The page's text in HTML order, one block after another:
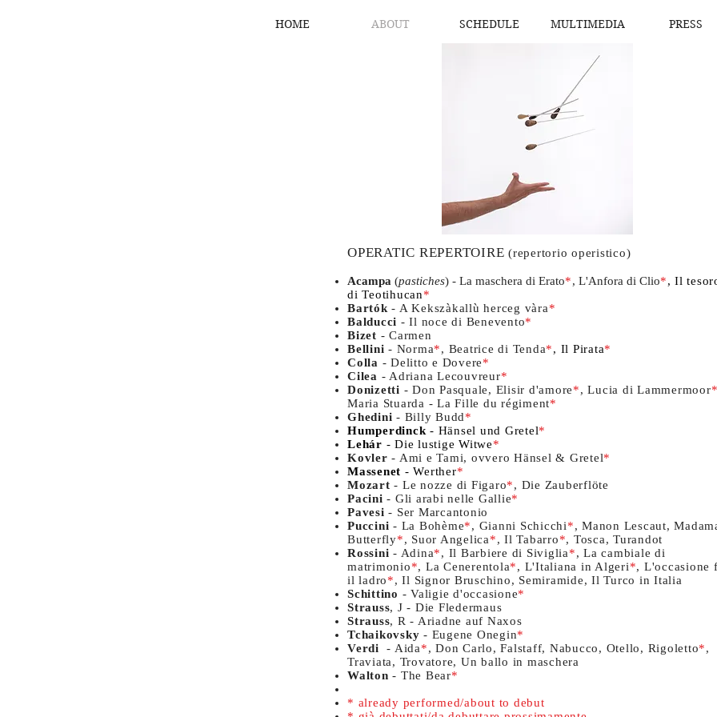
HOME ABOUT SCHEDULE MULTIMEDIA PRESS
OPERATIC REPERTOIRE (repertorio operistico)
Acampa (pastiches) - La maschera di Erato*, L'Anfora di Clio*, Il
di Teotihucan*
Bartók - A Kekszàkallù herceg vàra*
Balducci - Il noce di Benevento*
Bizet - Carmen
Bellini - Norma*, Beatrice di Tenda*, Il Pirata*
Colla - Delitto e Dovere*
Cilea - Adriana Lecouvreur*
Donizetti - Don Pasquale, Elisir d'amore*, Lucia di Lammermoor*
Maria Stuarda - La Fille du régiment*
Ghedini - Billy Budd*
Humperdinck - Hänsel und Gretel*
Lehár - Die lustige Witwe*
Kovler - Ami e Tami, ovvero Hänsel & Gretel*
Massenet - Werther*
Mozart - Le nozze di Figaro*, Die Zauberflöte
Pacini - Gli arabi nelle Gallie*
Pavesi - Ser Marcantonio
Puccini - La Bohème*, Gianni Schicchi*, Manon Lescaut,
Butterfly*, Suor Angelica*, Il Tabarro*, Tosca, Turandot
Rossini - Adina*, Il Barbiere di Siviglia*, La cambiale di
matrimonio*, La Cenerentola*, L'Italiana in Algeri*, L'occasione
il ladro*, Il Signor Bruschino, Semiramide, Il Turco in Italia
Schittino - Valigie d'occasione*
Strauss, J - Die Fledermaus
Strauss, R - Ariadne auf Naxos
Tchaikovsky - Eugene Onegin*
Verdi - Aida*, Don Carlo, Falstaff, Nabucco, Otello, Rigoletto*,
Traviata, Trovatore, Un ballo in maschera
Walton - The Bear*
* already performed/about to debut